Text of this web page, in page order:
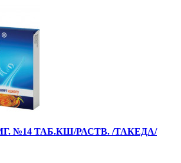
№14 ТАБ.КШ/РАСТВ. /ТАКЕДА/